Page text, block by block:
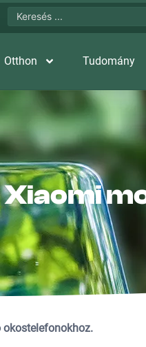
Otthon Tudomány
okostelefonokhoz.